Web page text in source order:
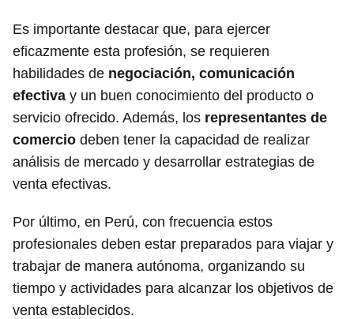
Es importante destacar que, para ejercer
eficazmente esta profesión, se requieren
habilidades de negociación, comunicación
efectiva y un buen conocimiento del producto o
servicio ofrecido. Además, los representantes de
comercio deben tener la capacidad de realizar
análisis de mercado y desarrollar estrategias de
venta efectivas.
Por último, en Perú, con frecuencia estos
profesionales deben estar preparados para viajar y
trabajar de manera autónoma, organizando su
tiempo y actividades para alcanzar los objetivos de
venta establecidos.